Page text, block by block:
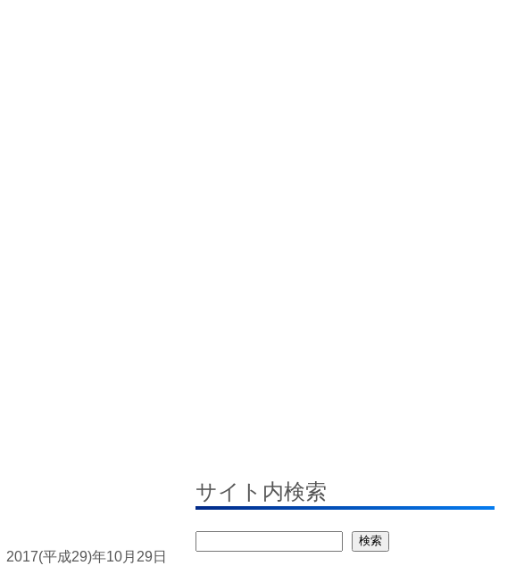
2017(平成29)年10月29日
サイト内検索
検索